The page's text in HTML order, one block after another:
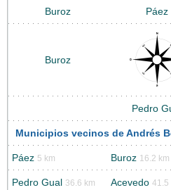
Buroz Páez
Buroz
Pedro
Municipios vecinos de Andrés
Páez 5 km Buroz 16.2 km
Pedro Gual 36.6 km Acevedo 41.5